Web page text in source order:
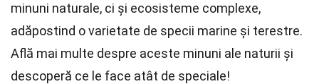
minuni naturale, ci și ecosisteme complexe,
adăpostind o varietate de specii marine și terestre.
Află mai multe despre aceste minuni ale naturii și
descoperă ce le face atât de speciale!